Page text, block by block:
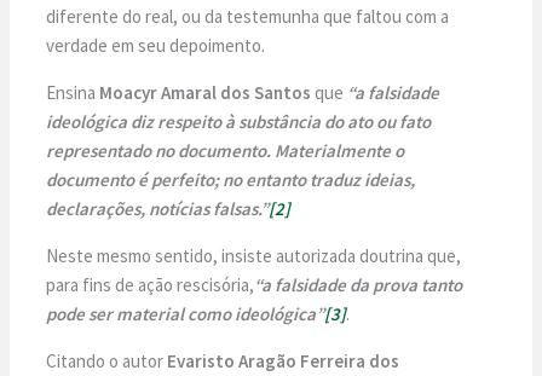
diferente do real, ou da testemunha que faltou com a
verdade em seu depoimento.
Ensina Moacyr Amaral dos Santos que “a falsidade
ideológica diz respeito à substância do ato ou fato
representado no documento. Materialmente o
documento é perfeito; no entanto traduz ideias,
declarações, notícias falsas.”[2]
Neste mesmo sentido, insiste autorizada doutrina que,
para fins de ação rescisória,“a falsidade da prova tanto
pode ser material como ideológica”[3].
Citando o autor Evaristo Aragão Ferreira dos